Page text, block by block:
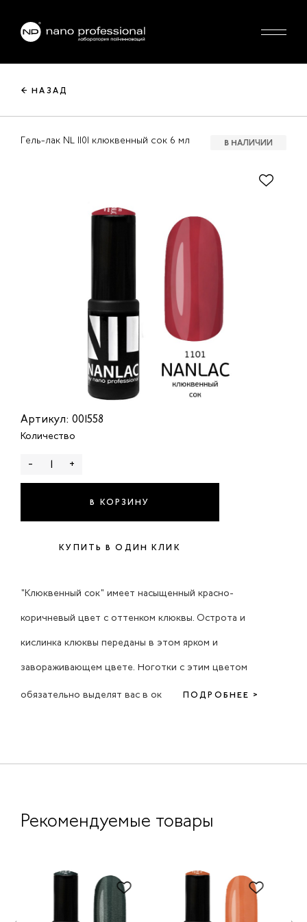
← НАЗАД
Гель-лак NL 1101 клюквенный сок 6 мл В НАЛИЧИИ
Артикул: 001558
Количество
- +
В КОРЗИНУ
КУПИТЬ В ОДИН КЛИК
"Клюквенный сок" имеет насыщенный красно-
коричневый цвет с оттенком клюквы. Острота и
кислинка клюквы переданы в этом ярком и
завораживающем цвете. Ноготки с этим цветом
обязательно выделят вас в ок ПОДРОБНЕЕ >
Рекомендуемые товары